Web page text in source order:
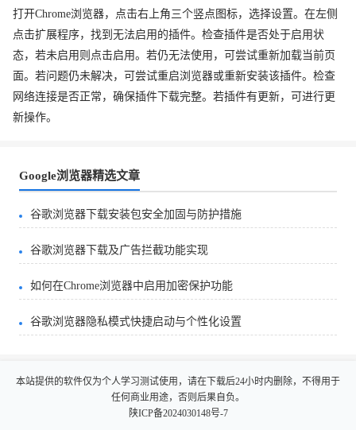
打开Chrome浏览器，点击右上角三个竖点图标，选择设置。在左侧
点击扩展程序，找到无法启用的插件。检查插件是否处于启用状
态，若未启用则点击启用。若仍无法使用，可尝试重新加载当前页
面。若问题仍未解决，可尝试重启浏览器或重新安装该插件。检查
网络连接是否正常，确保插件下载完整。若插件有更新，可进行更
新操作。
Google浏览器精选文章
谷歌浏览器下载安装包安全加固与防护措施
谷歌浏览器下载及广告拦截功能实现
如何在Chrome浏览器中启用加密保护功能
谷歌浏览器隐私模式快捷启动与个性化设置
本站提供的软件仅为个人学习测试使用，请在下载后24小时内删除，不得用于
任何商业用途，否则后果自负。
陕ICP备2024030148号-7